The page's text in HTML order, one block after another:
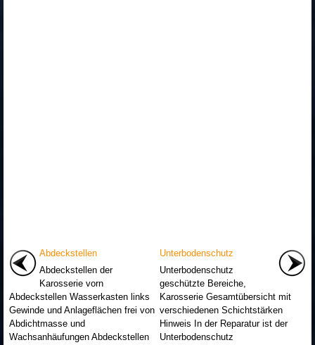
Abdeckstellen
Abdeckstellen der
Karosserie vorn
Abdeckstellen Wasserkasten links
Gewinde und Anlageflächen frei von
Abdichtmasse und
Wachsanhäufungen Abdeckstellen
Unterbodenschutz
Unterbodenschutz
geschützte Bereiche,
Karosserie Gesamtübersicht mit
verschiedenen Schichtstärken
Hinweis In der Reparatur ist der
Unterbodenschutz